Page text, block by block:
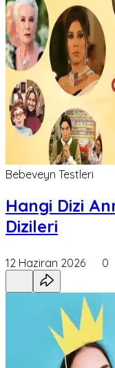
Bebeveyn Testleri
Hangi Dizi
Dizileri
12 Haziran 2026 0